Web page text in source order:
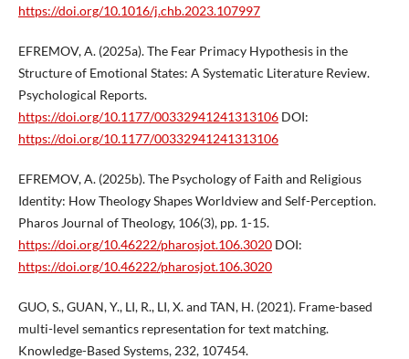
https://doi.org/10.1016/j.chb.2023.107997
EFREMOV, A. (2025a). The Fear Primacy Hypothesis in the
Structure of Emotional States: A Systematic Literature Review.
Psychological Reports.
https://doi.org/10.1177/00332941241313106DOI:
https://doi.org/10.1177/00332941241313106
EFREMOV, A. (2025b). The Psychology of Faith and Religious
Identity: How Theology Shapes Worldview and Self-Perception.
Pharos Journal of Theology, 106(3), pp. 1-15.
https://doi.org/10.46222/pharosjot.106.3020DOI:
https://doi.org/10.46222/pharosjot.106.3020
GUO, S., GUAN, Y., LI, R., LI, X. and TAN, H. (2021). Frame-based
multi-level semantics representation for text matching.
Knowledge-Based Systems, 232, 107454.